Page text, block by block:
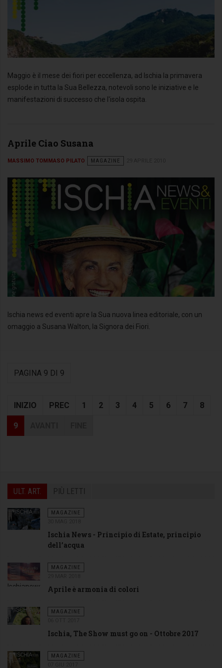
Maggio è il mese dei fiori per eccellenza, ad Ischia la primavera
esplode in tutta la Sua Bellezza, notevoli sono le iniziative e le
manifestazioni di successo che l'isola ospita.
Aprile Ciao Susana
MASSIMO TOMMASO PILATO MAGAZINE
Ischia news ed eventi apre la Sua nuova linea editoriale, con un
omaggio a Susana Walton, la Signora dei Fiori.
PAGINA 9 DI 9
INIZIO PREC 1 2 3 4 5 6 7 8
9
ULT. ART. PIÙ LETTI
MAGAZINE
Ischia News - Principio di Estate, principio
dell’acqua
Ischianews
2018 -
cover
MAGAZINE
Aprile è armonia di colori
MAGAZINE
Ischia, The Show must go on - Ottobre 2017
MAGAZINE